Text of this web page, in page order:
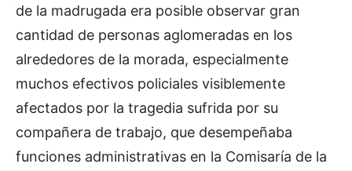
de la madrugada era posible observar gran
cantidad de personas aglomeradas en los
alrededores de la morada, especialmente
muchos efectivos policiales visiblemente
afectados por la tragedia sufrida por su
compañera de trabajo, que desempeñaba
funciones administrativas en la Comisaría de la